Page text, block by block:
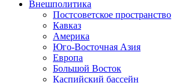
Внешполитика
Постсоветское пространство
Кавказ
Америка
Юго-Восточная Азия
Европа
Большой Восток
Каспийский бассейн